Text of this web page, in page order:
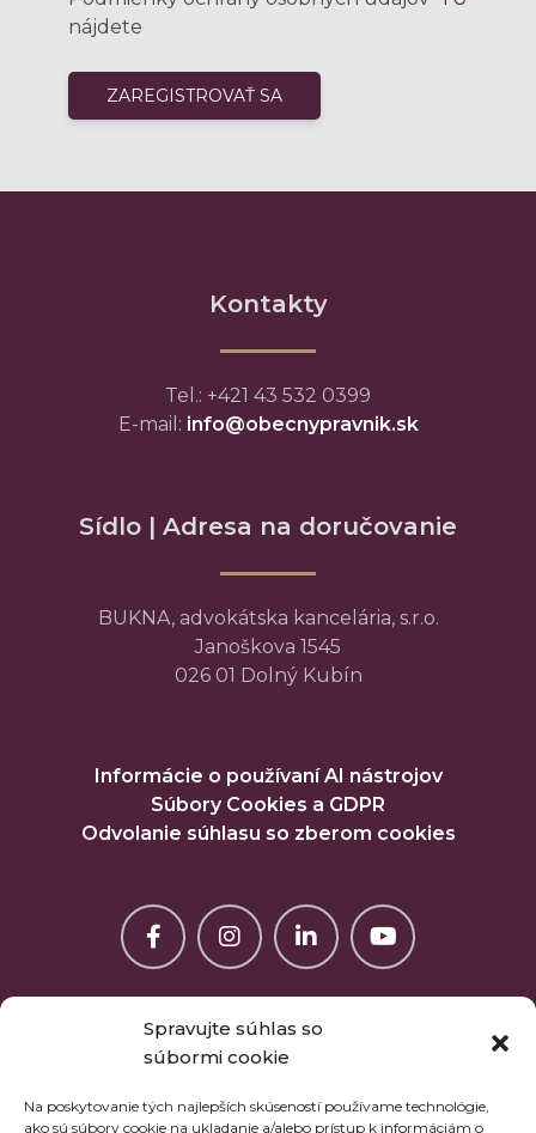
Spravujte súhlas so
súbormi cookie
Na poskytovanie tých najlepších skúseností používame technológie,
ako sú súbory cookie na ukladanie a/alebo prístup k informáciám o
nájdete
Kontakty
Tel.: +421 43 532 0399
E-mail: info@obecnypravnik.sk
Sídlo | Adresa na doručovanie
BUKNA, advokátska kancelária, s.r.o.
Janoškova 1545
026 01 Dolný Kubín
Informácie o používaní AI nástrojov
Súbory Cookies a GDPR
Odvolanie súhlasu so zberom cookies